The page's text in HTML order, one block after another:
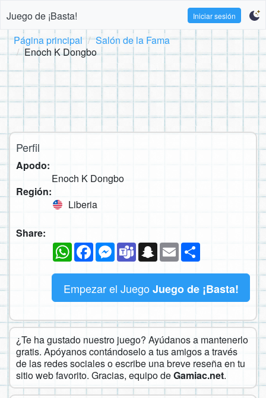
Juego de ¡Basta! Iniciar sesión
Página principal
Salón de la Fama
Enoch K Dongbo
Perfil
Apodo:
Enoch K Dongbo
Región:
Liberia
Share:
WhatsAppFacebookMessenger
TeamsSnapchat
Email
Empezar el Juego Juego de ¡Basta!
¿Te ha gustado nuestro juego? Ayúdanos a mantenerlo
gratis. Apóyanos contándoselo a tus amigos a través
de las redes sociales o escribe una breve reseña en tu
sitio web favorito. Gracias, equipo deGamiac.net.